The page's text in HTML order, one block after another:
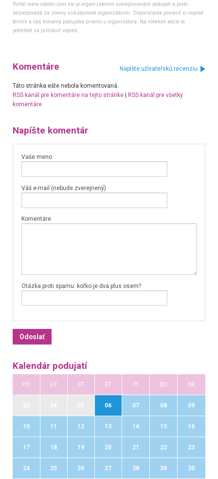
Portál www.sdetmi.com nie je organizátorom uverejňovaných podujatí a preto
nezodpovedá za zmeny uskutočnené organizátormi. Odporúčame preveriť si vopred
termín a čas konania podujatia priamo u organizátora. Na niektoré akcie je
potrebné sa prihlásiť vopred.
Komentáre Napíšte užívateľskú recenziu
Táto stránka ešte nebola komentovaná.
RSS kanál pre komentáre na tejto stránke| RSS kanál pre všetky
komentáre
Napíšte komentár
Vaše meno
Váš e-mail (nebude zverejnený)
Komentáre
Otázka proti spamu: koľko je dva plus osem?
Kalendár podujatí
PO UT ST ŠT PI SO NE
06 07 08 09
10 11 12 13 14 15 16
17 18 19 20 21 22 23
24 25 26 27 28 29 30